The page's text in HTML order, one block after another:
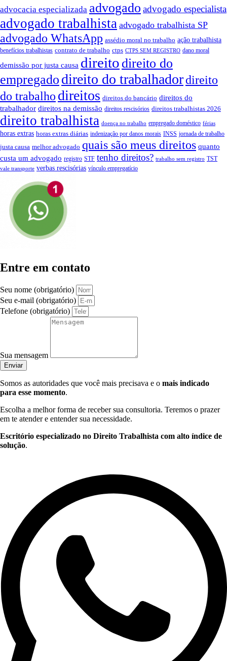
advocacia especializada advogado advogado especialista
advogado trabalhista advogado trabalhista SP
advogado WhatsApp assédio moral no trabalho ação trabalhista
benefícios trabalhistas contrato de trabalho ctps CTPS SEM REGISTRO dano moral
demissão por justa causa direito direito do
empregado direito do trabalhadordireito
do trabalho direitos direitos do bancário direitos do
trabalhador direitos na demissão direitos rescisórios direitos trabalhistas 2026
direito trabalhista doença no trabalho empregado doméstico férias
horas extras horas extras diárias indenização por danos morais INSS jornada de trabalho
justa causa melhor advogado quais são meus direitos quanto
custa um advogado registro STF tenho direitos? trabalho sem registro TST
vale transporte verbas rescisórias vínculo empregatício
Entre em contato
Seu nome (obrigatório)
Seu e-mail (obrigatório)
Telefone (obrigatório)
Sua mensagem
Enviar
Somos as autoridades que você mais precisava e o mais indicado
para esse momento.
Escolha a melhor forma de receber sua consultoria. Teremos o prazer
em te atender e entender sua necessidade.
Escritório especializado no Direito Trabalhista com alto índice de
solução.